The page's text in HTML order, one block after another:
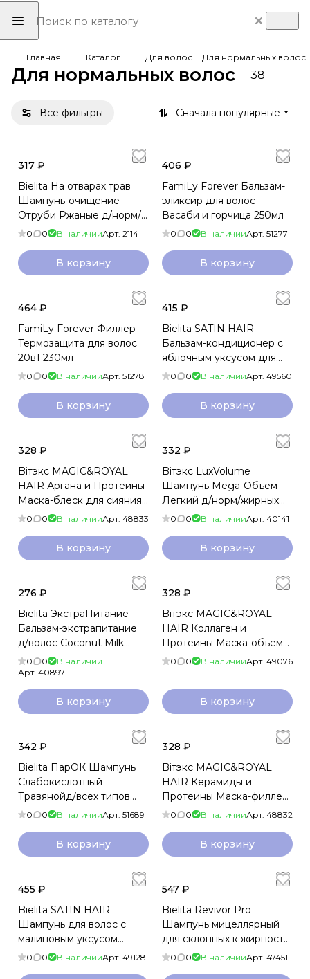
Главная Каталог Для волос Для нормальных волос
Для нормальных волос 38
Все фильтры Сначала популярные
317 ₽
Bielita На отварах трав
Шампунь-очищение
Отруби Ржаные д/норм/
жирных 480мл
0 0 В наличииАрт. 2114
В корзину
406 ₽
FamiLy Forever Бальзам-
эликсир для волос
Васаби и горчица 250мл
0 0 В наличииАрт. 51277
В корзину
464 ₽
FamiLy Forever Филлер-
Термозащита для волос
20в1 230мл
0 0 В наличииАрт. 51278
В корзину
415 ₽
Bielita SATIN HAIR
Бальзам-кондиционер с
яблочным уксусом для
блеска и гладкости волос
0 0 В наличииАрт. 49560
В корзину
328 ₽
Biтэкс MAGIC&ROYAL
HAIR Аргана и Протеины
Маска-блеск для сияния
и восстановления волос
0 0 В наличииАрт. 48833
В корзину
332 ₽
Biтэкс LuxVolume
Шампунь Mega-Объем
Легкий д/норм/жирных
400мл
0 0 В наличииАрт. 40141
В корзину
276 ₽
Bielita ЭкстраПитание
Бальзам-экстрапитание
д/волос Coconut Milk
300мл
0 0
В наличии
Арт. 40897
В корзину
328 ₽
Biтэкс MAGIC&ROYAL
HAIR Коллаген и
Протеины Маска-объем
для густоты и восстанов
0 0 В наличииАрт. 49076
В корзину
342 ₽
Bielita ПарОК Шампунь
Слабокислотный
Травянойд/всех типов
волос и чувст.кожи
0 0 В наличииАрт. 51689
В корзину
328 ₽
Biтэкс MAGIC&ROYAL
HAIR Керамиды и
Протеины Маска-филлер
для укрепления и
300мл
0 0 В наличииАрт. 48832
В корзину
455 ₽
Bielita SATIN HAIR
Шампунь для волос с
малиновым уксусом
Волосы мечты 500мл
0 0 В наличииАрт. 49128
547 ₽
Bielita Revivor Pro
Шампунь мицеллярный
для склонных к жирности
волос Ежедневное
0 0 В наличииАрт. 47451